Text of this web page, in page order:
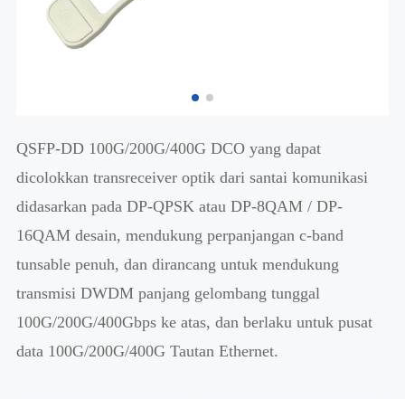
QSFP-DD 100G/200G/400G DCO yang dapat
dicolokkan transreceiver optik dari santai komunikasi
didasarkan pada DP-QPSK atau DP-8QAM / DP-
16QAM desain, mendukung perpanjangan c-band
tunsable penuh, dan dirancang untuk mendukung
transmisi DWDM panjang gelombang tunggal
100G/200G/400Gbps ke atas, dan berlaku untuk pusat
data 100G/200G/400G Tautan Ethernet.